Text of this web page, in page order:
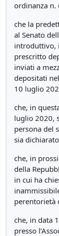
ordinanza n.
che la
al Senato
introduttivo,
prescritto
inviati a
depositati
10 luglio
che, in
luglio 2020,
persona del
sia
che, in
della
in cui ha
perentorietà
che, in data
presso